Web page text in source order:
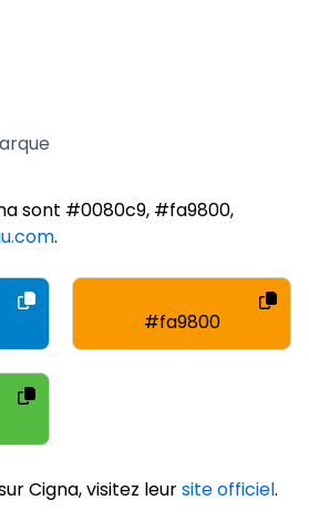
sont #0080c9, #fa9800,
.
#fa9800
Cigna, visitez leursite officiel.